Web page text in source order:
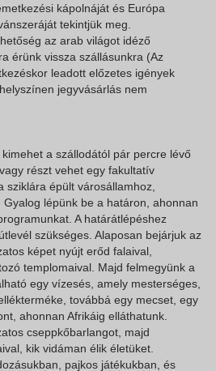
kápolnáját és Európa
tekintjük meg.
az arab világot idéző
érünk vissza szállásunkra (Az
leadott előzetes igények
jegyvásárlás nem
a szállodától pár percre lévő
részt vehet egy fakultatív
sziklára épült városállamhoz,
lépünk be a határon, ahonnan
A határátlépéshez
szükséges. Alaposan bejárjuk az
képet nyújt erőd falaival,
templomaival. Majd felmegyünk a
egy vízesés, amely mesterséges,
továbbá egy mecset, egy
ahonnan Afrikáig elláthatunk.
cseppkőbarlangot, majd
kik vidáman élik életüket.
pajkos játékukban, és